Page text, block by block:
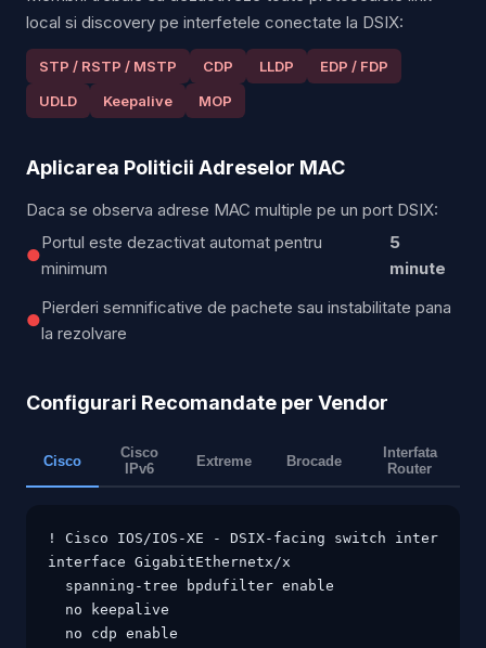
local si discovery pe interfetele conectate la DSIX:
STP / RSTP / MSTP CDP LLDP
EDP / FDP
UDLD
Keepalive MOP
Aplicarea Politicii Adreselor MAC
Daca se observa adrese MAC multiple pe un port DSIX:
●
Portul este dezactivat automat pentru
minimum
5
minute
●
Pierderi semnificative de pachete sau instabilitate pana
la rezolvare
Configurari Recomandate per Vendor
Cisco
Cisco
IPv6
Extreme Brocade
Interfata
Router
! Cisco IOS/IOS-XE - DSIX-facing switch interface
interface GigabitEthernetx/x
  spanning-tree bpdufilter enable
  no keepalive
  no cdp enable